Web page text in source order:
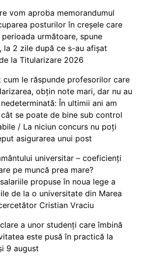
vom aproba memorandumul
posturilor în creșele care
următoare, spune
la 2 zile după ce s-au afișat
la Titularizare 2026
cum le răspunde profesorilor care
obțin note mari, dar nu au
În ultimii ani am
se poate de bine sub control
/ La niciun concurs nu poți
asigurarea unui post
universitar – coeficienți
pe muncă prea mare?
propuse în noua lege a
de la o universitate din Marea
Cristian Vraciu
a unor studenți care îmbină
este pusă în practică la
9 august